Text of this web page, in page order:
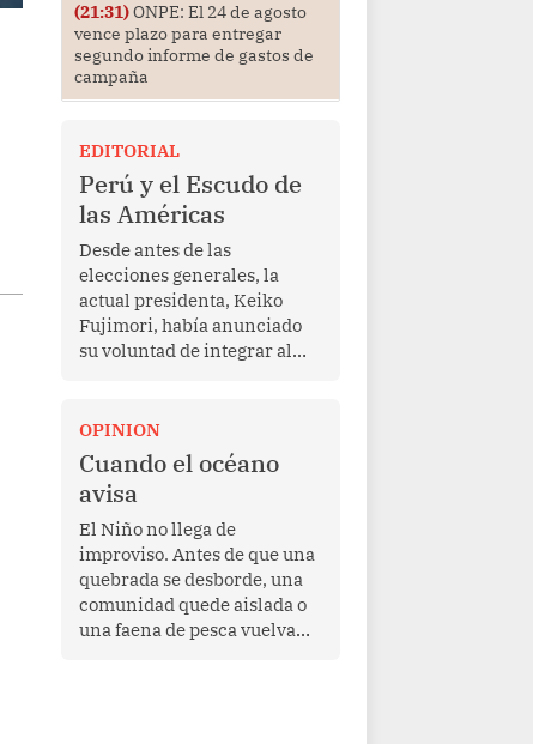
(21:31)ONPE: El 24 de agosto
vence plazo para entregar
segundo informe de gastos de
campaña
EDITORIAL
Perú y el Escudo de
las Américas
Desde antes de las
elecciones generales, la
actual presidenta, Keiko
Fujimori, había anunciado
su voluntad de integrar al
en marzo de este año por el
mandatario estadounidense
Donald Trump, con el fin de
enfrentar al crimen
transnacional organizado y
al tráfico de drogas.
OPINION
Cuando el océano
avisa
El Niño no llega de
improviso. Antes de que una
quebrada se desborde, una
comunidad quede aislada o
una faena de pesca vuelva